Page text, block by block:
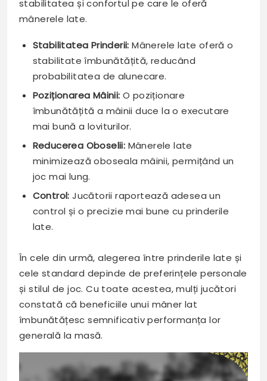
stabilitatea și confortul pe care le oferă
mânerele late.
Stabilitatea Prinderii: Mânerele late oferă o
stabilitate îmbunătățită, reducând
probabilitatea de alunecare.
Poziționarea Mâinii: O poziționare
îmbunătățită a mâinii duce la o executare
mai bună a loviturilor.
Reducerea Oboselii: Mânerele late
minimizează oboseala mâinii, permițând un
joc mai lung.
Control: Jucătorii raportează adesea un
control și o precizie mai bune cu prinderile
late.
În cele din urmă, alegerea între prinderile late și
cele standard depinde de preferințele personale
și stilul de joc. Cu toate acestea, mulți jucători
constată că beneficiile unui mâner lat
îmbunătățesc semnificativ performanța lor
generală la masă.